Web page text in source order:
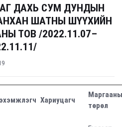
ДАХЬ СУМ ДУНДЫН
ШАТНЫ ШҮҮХИЙН
ТОВ /2022.11.07–
Хариуцагч
Маргааны
төрөл